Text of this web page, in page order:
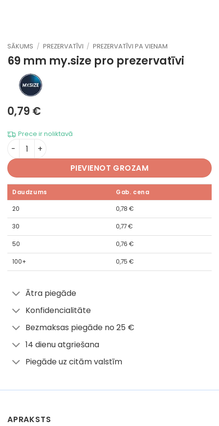
SĀKUMS / PREZERVATĪVI / PREZERVATĪVI PA VIENAM
69 mm my.size pro prezervatīvi
0,79€
Prece ir noliktavā
69 mm daudzums
PIEVIENOT GROZAM
Daudzums Gab. cena
20 0,78 €
30 0,77€
50 0,76 €
100+ 0,75 €
Ātra piegāde
Konfidencialitāte
Bezmaksas piegāde no 25 €
14 dienu atgriešana
Piegāde uz citām valstīm
APRAKSTS